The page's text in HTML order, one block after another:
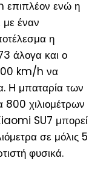
επιπλέον ενώ η
με έναν
η
άλογα και ο
km/h να
Η μπαταρία των
800 χιλιομέτρων
SU7 μπορεί
σε μόλις 5
φυσικά.